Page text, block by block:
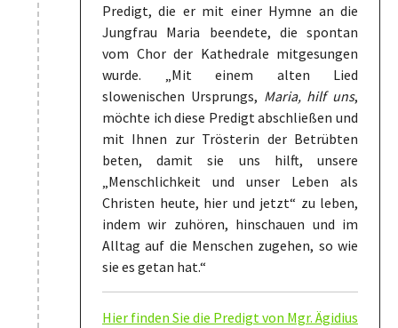
Predigt, die er mit einer Hymne an die
Jungfrau Maria beendete, die spontan
vom Chor der Kathedrale mitgesungen
wurde. „Mit einem alten Lied
slowenischen Ursprungs, Maria, hilf uns,
möchte ich diese Predigt abschließen und
mit Ihnen zur Trösterin der Betrübten
beten, damit sie uns hilft, unsere
„Menschlichkeit und unser Leben als
Christen heute, hier und jetzt“ zu leben,
indem wir zuhören, hinschauen und im
Alltag auf die Menschen zugehen, so wie
sie es getan hat.“
Hier finden Sie die Predigt von Mgr. Ägidius